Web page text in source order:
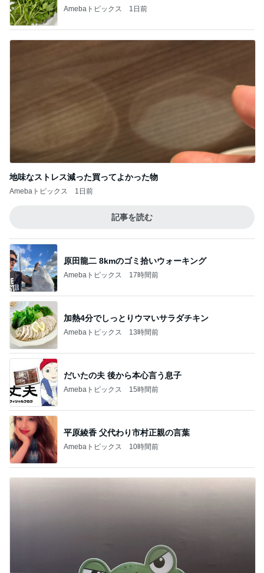
Amebaトピックス 1日前
地味なストレス減った買ってよかった物
Amebaトピックス 1日前
記事を読む
原田龍二 8kmのゴミ拾いウォーキング
Amebaトピックス 17時間前
加熱4分でしっとりウマいサラダチキン
Amebaトピックス 13時間前
だいたの夫 後から本心言う息子
Amebaトピックス 15時間前
平原綾香 父代わり市村正親の言葉
Amebaトピックス 10時間前